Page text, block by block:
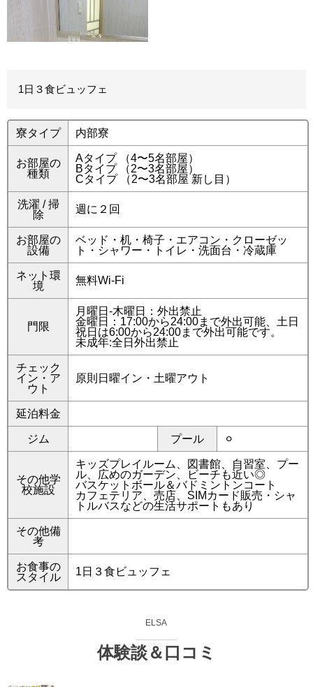
1日３食ビュッフェ
寮タイプ 内部寮
お部屋の
種類
Aタイプ （4〜5名部屋）
Bタイプ （2〜3名部屋）
Cタイプ （2〜3名部屋 新し目）
洗濯 / 掃
除
週に２回
お部屋の
設備
ベッド・机・椅子・エアコン・クローゼッ
ト・シャワー・トイレ・洗面台・冷蔵庫
ネット環
境
無料Wi-Fi
門限
月曜日-木曜日：外出禁止
金曜日：17:00から24:00まで外出可能、土日
祝日は6:00から24:00まで外出可能です。
未成年:全日外出禁止
チェック
イン・ア
ウト
原則日曜イン・土曜アウト
延泊料金
ジム プール ⚪︎
その他学
校施設
キッズプレイルーム、図書館、自習室、プー
ル、広めのガーデン、ビーチも近い◎
バスケットボール＆バドミントンコート
カフェテリア、売店、SIMカード販売・シャ
トルバスなどの生活サポートもあり
その他備
考
お食事の
スタイル
1日３食ビュッフェ
ELSA
体験談＆口コミ